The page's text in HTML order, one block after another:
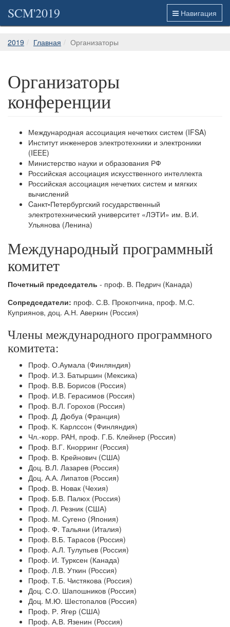
Навигация
SCM'2019
2019 Главная Организаторы
Организаторы
конференции
Международная ассоциация нечетких систем (IFSA)
Институт инженеров электротехники и электроники
(IEEE)
Министерство науки и образования РФ
Российская ассоциация искусственного интеллекта
Российская ассоциация нечетких систем и мягких
вычислений
Cанкт-Петербургский государственный
электротехнический университет «ЛЭТИ» им. В.И.
Ульянова (Ленина)
Международный программный
комитет
Почетный председатель - проф. В. Педрич (Канада)
Сопредседатели: проф. С.В. Прокопчина, проф. М.С.
Куприянов, доц. А.Н. Аверкин (Россия)
Члены международного программного
комитета:
Проф. О.Аумала (Финляндия)
Проф. И.З. Батыршин (Мексика)
Проф. В.В. Борисов (Россия)
Проф. И.В. Герасимов (Россия)
Проф. В.Л. Горохов (Россия)
Проф. Д. Дюбуа (Франция)
Проф. К. Карлссон (Финляндия)
Чл.-корр. РАН, проф. Г.Б. Клейнер (Россия)
Проф. В.Г. Кнорринг (Россия)
Проф. В. Крейнович (США)
Доц. В.Л. Лазарев (Россия)
Доц. А.А. Липатов (Россия)
Проф. В. Новак (Чехия)
Проф. Б.В. Палюх (Россия)
Проф. Л. Резник (США)
Проф. М. Сугено (Япония)
Проф. Ф. Тальяни (Италия)
Проф. В.Б. Тарасов (Россия)
Проф. А.Л. Тулупьев (Россия)
Проф. И. Турксен (Канада)
Проф. Л.В. Уткин (Россия)
Проф. Т.Б. Чистякова (Россия)
Доц. С.О. Шапошников (Россия)
Доц. М.Ю. Шестопалов (Россия)
Проф. Р. Ягер (США)
Проф. А.В. Язенин (Россия)